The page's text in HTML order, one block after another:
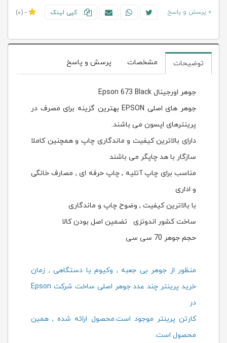
0 پرسش و پاسخ کپی لینک -
(0)
توضیحات مشخصات پرسش و پاسخ
جوهر اورجینال Epson 673 Black
جوهر های اصلی EPSON بهترین گزینه برای مصرف در
پرینترهای اپسون می باشند.
دارای بالاترین کیفیت و ماندگاری چاپ و همچنین کاملا
سازگار با هد چاپگر می باشند
مناسب برای چاپ آتلیه , چاپ حرفه ای , مصارف خانگی
و اداری
با بالاترین کیفیت , وضوح چاپ و ماندگاری
ساخت کشور اندونزی تضمین اصل بودن کالا
حجم جوهر 70 سی سی
منظور از جوهر بی جعبه , وکیوم یا دستگاهی , زمان
خرید پرینتر چند عدد جوهر اصلی ساخت شرکت Epson
در
کارتن پرینتر موجود است.محصول ارائه شده , همین
محصول است.